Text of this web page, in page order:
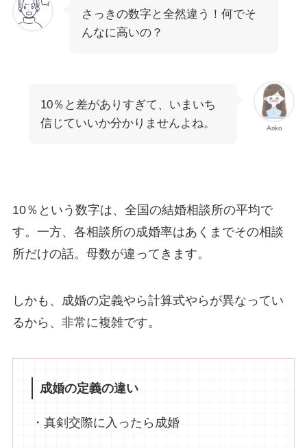
さっきの数字と全然違う！何でそ
んなに高いの？
Ariko
10％と差がありすぎて、いまいち
信じていいか分かりませんよね。
10％という数字は、全国の結婚相談所の平均で
す。一方、各相談所の成婚率はあくまでその相談
所だけの話。母数が違ってきます。
しかも、成婚の定義やら計算式やらが異なってい
るから、非常に複雑です。
成婚の定義の違い
・真剣交際に入ったら成婚